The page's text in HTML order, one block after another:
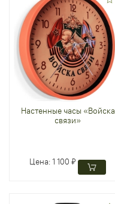
Настенные часы «Войска
связи»
Цена:1 100 ₽